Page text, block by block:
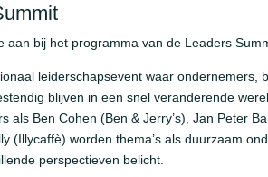
aan bij het programma van de Leaders
leiderschapsevent waar
blijven in een snel veranderende
als Ben Cohen (Ben & Jerry’s), Jan Peter
(Illycaffè) worden thema’s als duurzaam
perspectieven belicht.